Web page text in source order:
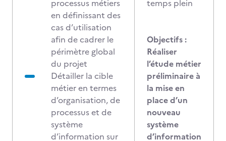
processus métiers
en définissant des
cas d’utilisation
afin de cadrer le
périmètre global
du projet
Détailler la cible
métier en termes
d’organisation, de
processus et de
système
d’information sur
temps plein
Objectifs :
Réaliser
l’étude métier
préliminaire à
la mise en
place d’un
nouveau
système
d’information